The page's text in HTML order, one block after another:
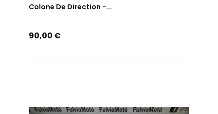
Colone De Direction -...
Prix
90,00 €